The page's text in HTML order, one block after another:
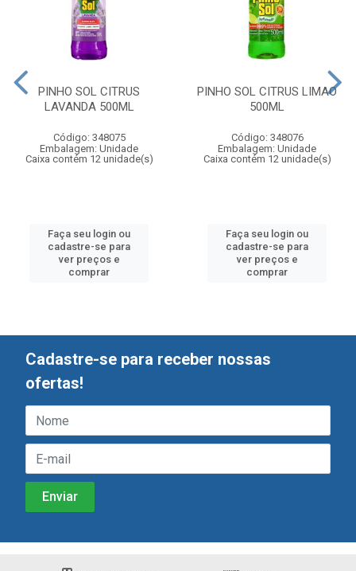
PINHO SOL CITRUS
LAVANDA 500ML
Código: 348075
Embalagem: Unidade
Caixa contém 12 unidade(s)
Faça seu login ou
cadastre-se para
ver preços e
comprar
PINHO SOL CITRUS LIMAO
500ML
Código: 348076
Embalagem: Unidade
Caixa contém 12 unidade(s)
Faça seu login ou
cadastre-se para
ver preços e
comprar
Cadastre-se para receber nossas
ofertas!